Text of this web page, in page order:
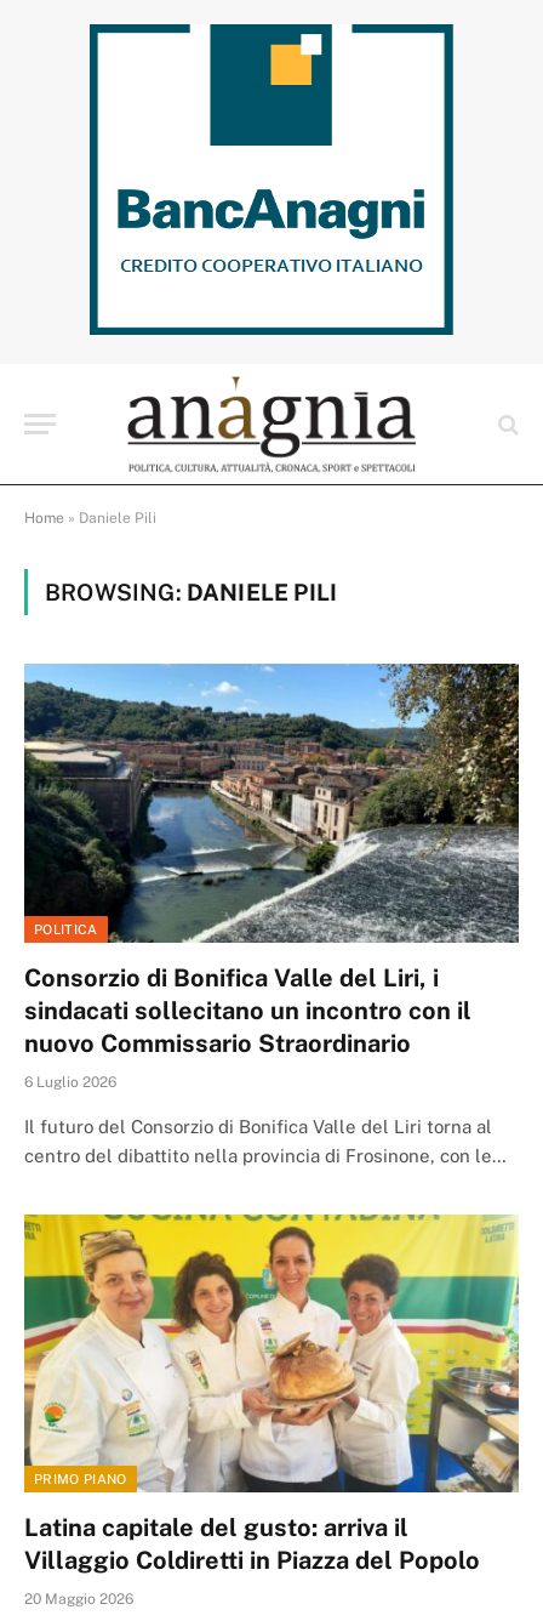
Home » Daniele Pili
BROWSING: DANIELE PILI
POLITICA
Consorzio di Bonifica Valle del Liri, i
sindacati sollecitano un incontro con il
nuovo Commissario Straordinario
6 Luglio 2026
Il futuro del Consorzio di Bonifica Valle del Liri torna al
centro del dibattito nella provincia di Frosinone, con le…
PRIMO PIANO
Latina capitale del gusto: arriva il
Villaggio Coldiretti in Piazza del Popolo
20 Maggio 2026